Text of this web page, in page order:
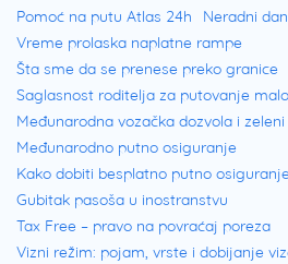
Pomoć na putu Atlas 24h Neradni
Vreme prolaska naplatne rampe
Šta sme da se prenese preko granice
Saglasnost roditelja za putovanje
Međunarodna vozačka dozvola i
Međunarodno putno osiguranje
Kako dobiti besplatno putno
Gubitak pasoša u inostranstvu
Tax Free – pravo na povraćaj poreza
Vizni režim: pojam, vrste i dobijanje